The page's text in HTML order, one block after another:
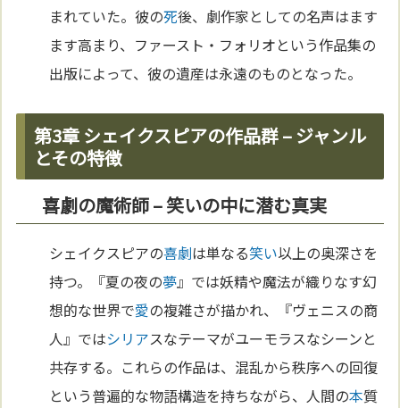
まれていた。彼の死後、劇作家としての名声はます
ます高まり、ファースト・フォリオという作品集の
出版によって、彼の遺産は永遠のものとなった。
第3章 シェイクスピアの作品群 – ジャンル
とその特徴
喜劇の魔術師 – 笑いの中に潜む真実
シェイクスピアの喜劇は単なる笑い以上の奥深さを
持つ。『夏の夜の夢』では妖精や魔法が織りなす幻
想的な世界で愛の複雑さが描かれ、『ヴェニスの商
人』ではシリアスなテーマがユーモラスなシーンと
共存する。これらの作品は、混乱から秩序への回復
という普遍的な物語構造を持ちながら、人間の本質